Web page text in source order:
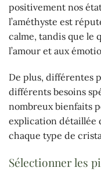
positivement nos
l’améthyste est
calme, tandis que le
l’amour et aux
De plus, différentes
différents besoins
nombreux bienfaits
explication détaillée
chaque type de
Sélectionner les